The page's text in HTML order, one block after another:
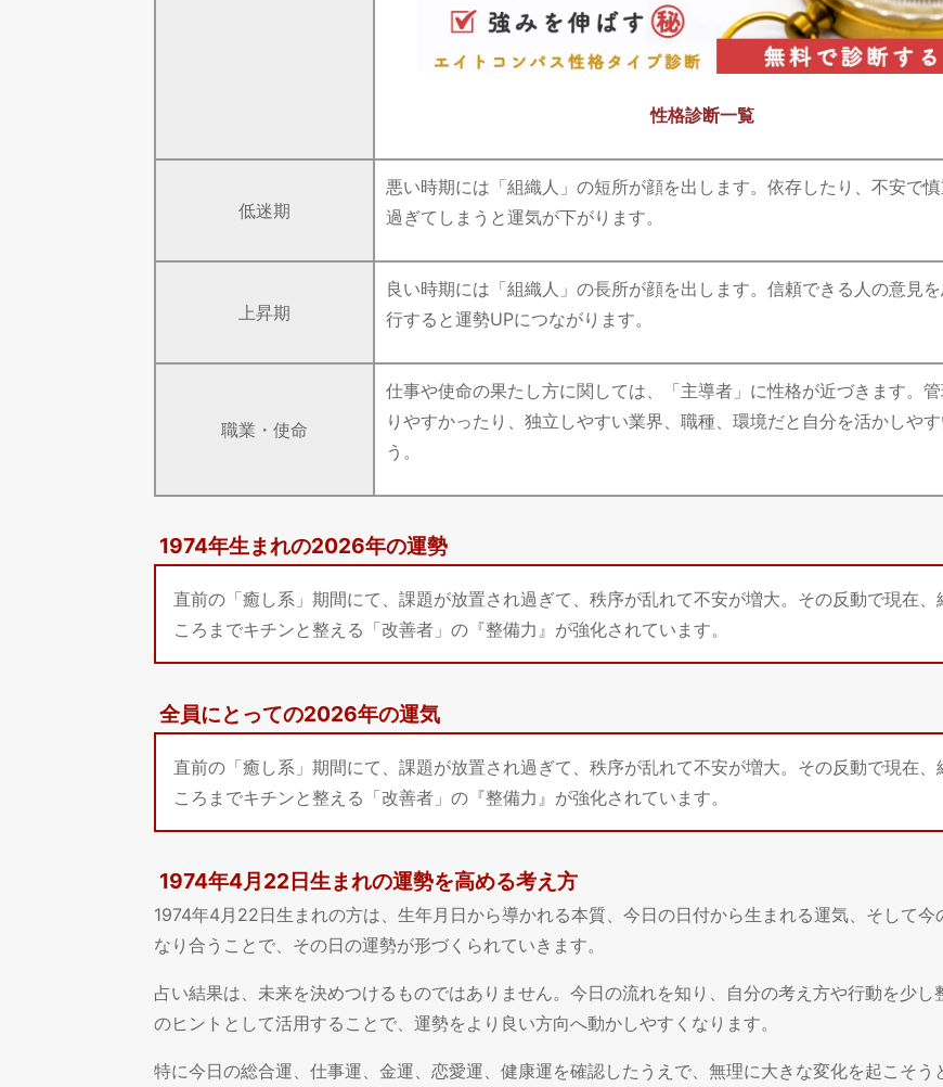
性格診断一覧
低迷期
悪い時期には「組織人」の短所が顔を出します。依存したり、不安で慎
過ぎてしまうと運気が下がります。
上昇期
良い時期には「組織人」の長所が顔を出します。信頼できる人の意見
行すると運勢UPにつながります。
職業・使命
仕事や使命の果たし方に関しては、「主導者」に性格が近づきます。
りやすかったり、独立しやすい業界、職種、環境だと自分を活かしやす
う。
1974年生まれの2026年の運勢
直前の「癒し系」期間にて、課題が放置され過ぎて、秩序が乱れて不安が増大。その反動で現在、
ころまでキチンと整える「改善者」の『整備力』が強化されています。
全員にとっての2026年の運気
直前の「癒し系」期間にて、課題が放置され過ぎて、秩序が乱れて不安が増大。その反動で現在、
ころまでキチンと整える「改善者」の『整備力』が強化されています。
1974年4月22日生まれの運勢を高める考え方
1974年4月22日生まれの方は、生年月日から導かれる本質、今日の日付から生まれる運気、そして今
なり合うことで、その日の運勢が形づくられていきます。
占い結果は、未来を決めつけるものではありません。今日の流れを知り、自分の考え方や行動を少し
のヒントとして活用することで、運勢をより良い方向へ動かしやすくなります。
特に今日の総合運、仕事運、金運、恋愛運、健康運を確認したうえで、無理に大きな変化を起こそう